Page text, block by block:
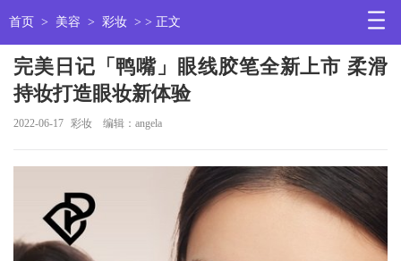
首页 > 美容 > 彩妆 > > 正文
完美日记「鸭嘴」眼线胶笔全新上市 柔滑
持妆打造眼妆新体验
2022-06-17 彩妆 编辑：angela